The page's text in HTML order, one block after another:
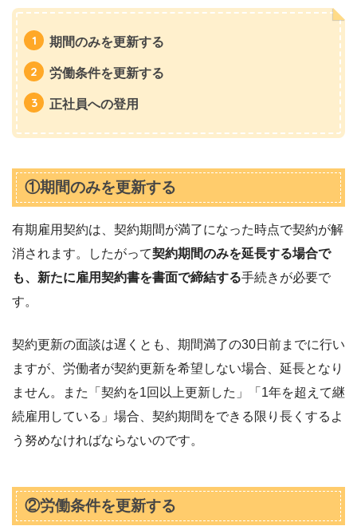
期間のみを更新する
労働条件を更新する
正社員への登用
①期間のみを更新する
有期雇用契約は、契約期間が満了になった時点で契約が解
消されます。したがって契約期間のみを延長する場合で
も、新たに雇用契約書を書面で締結する手続きが必要で
す。
契約更新の面談は遅くとも、期間満了の30日前までに行い
ますが、労働者が契約更新を希望しない場合、延長となり
ません。また「契約を1回以上更新した」「1年を超えて継
続雇用している」場合、契約期間をできる限り長くするよ
う努めなければならないのです。
②労働条件を更新する